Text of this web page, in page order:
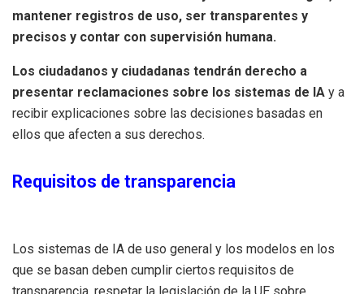
mantener registros de uso, ser transparentes y
precisos y contar con supervisión humana.
Los ciudadanos y ciudadanas tendrán derecho a
presentar reclamaciones sobre los sistemas de IA y a
recibir explicaciones sobre las decisiones basadas en
ellos que afecten a sus derechos.
Requisitos de transparencia
Los sistemas de IA de uso general y los modelos en los
que se basan deben cumplir ciertos requisitos de